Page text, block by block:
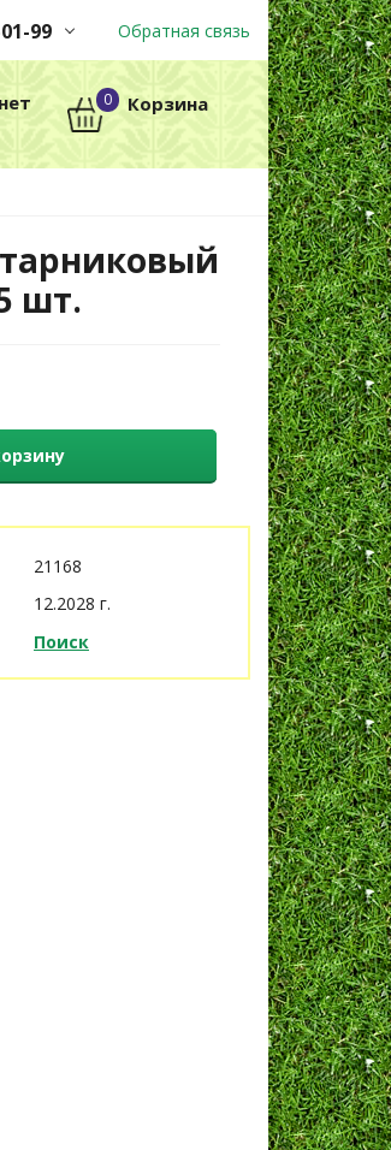
99
корзину
выходных
Обратная связь
0 Корзина
шт.
21168
12.2028 г.
Поиск